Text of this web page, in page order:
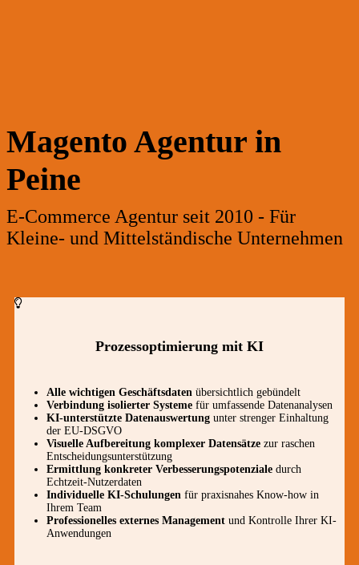
Magento Agentur in
Peine
E-Commerce Agentur seit 2010 - Für
Kleine- und Mittelständische Unternehmen
Prozessoptimierung mit KI
Alle wichtigen Geschäftsdaten übersichtlich gebündelt
Verbindung isolierter Systeme für umfassende Datenanalysen
KI-unterstützte Datenauswertung unter strenger Einhaltung
der EU-DSGVO
Visuelle Aufbereitung komplexer Datensätze zur raschen
Entscheidungsunterstützung
Ermittlung konkreter Verbesserungspotenziale durch
Echtzeit-Nutzerdaten
Individuelle KI-Schulungen für praxisnahes Know-how in
Ihrem Team
Professionelles externes Management und Kontrolle Ihrer KI-
Anwendungen